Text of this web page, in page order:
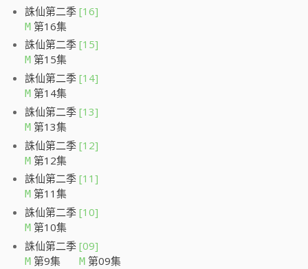
誅仙第二季 [16]
M 第16集
誅仙第二季 [15]
M 第15集
誅仙第二季 [14]
M 第14集
誅仙第二季 [13]
M 第13集
誅仙第二季 [12]
M 第12集
誅仙第二季 [11]
M 第11集
誅仙第二季 [10]
M 第10集
誅仙第二季 [09]
M 第9集 M 第09集